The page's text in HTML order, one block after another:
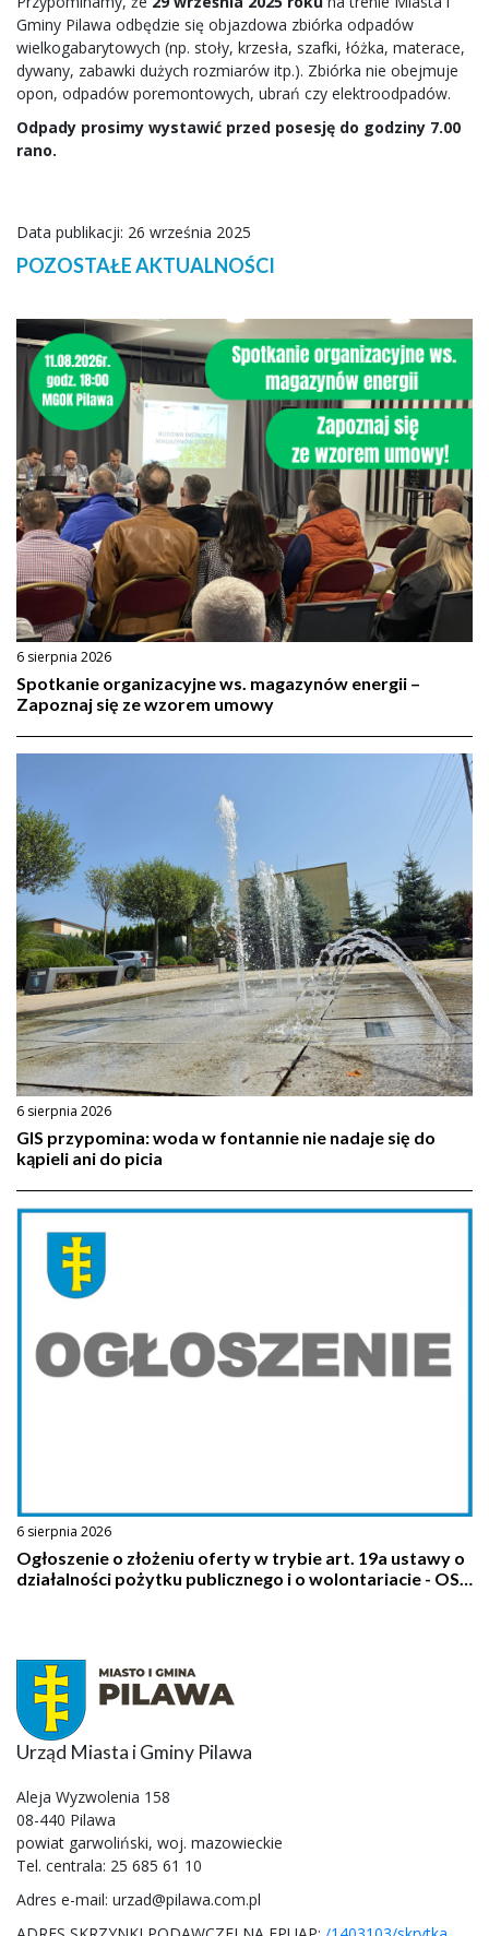
Gminy Pilawa odbędzie się objazdowa zbiórka odpadów
wielkogabarytowych (np. stoły, krzesła, szafki, łóżka, materace,
dywany, zabawki dużych rozmiarów itp.). Zbiórka nie obejmuje
opon, odpadów poremontowych, ubrań czy elektroodpadów.
Odpady prosimy wystawić przed posesję do godziny 7.00
rano.
Data publikacji: 26 września 2025
POZOSTAŁE AKTUALNOŚCI
6 sierpnia 2026
Spotkanie organizacyjne ws. magazynów energii –
Zapoznaj się ze wzorem umowy
6 sierpnia 2026
GIS przypomina: woda w fontannie nie nadaje się do
kąpieli ani do picia
6 sierpnia 2026
Ogłoszenie o złożeniu oferty w trybie art. 19a ustawy o
działalności pożytku publicznego i o wolontariacie - OSP
Urząd Miasta i Gminy Pilawa
Aleja Wyzwolenia 158
08-440 Pilawa
powiat garwoliński, woj. mazowieckie
Tel. centrala: 25 685 61 10
Adres e-mail: urzad@pilawa.com.pl